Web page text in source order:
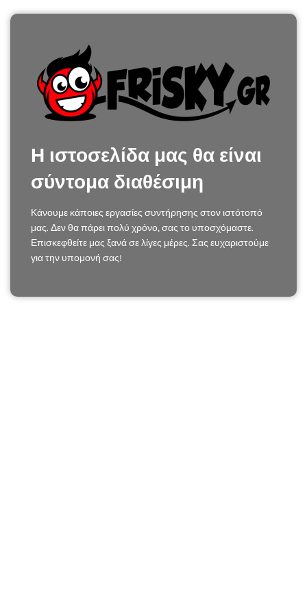
Η ιστοσελίδα μας θα είναι
σύντομα διαθέσιμη
Κάνουμε κάποιες εργασίες συντήρησης στον ιστότοπό
μας. Δεν θα πάρει πολύ χρόνο, σας το υποσχόμαστε.
Επισκεφθείτε μας ξανά σε λίγες μέρες. Σας ευχαριστούμε
για την υπομονή σας!